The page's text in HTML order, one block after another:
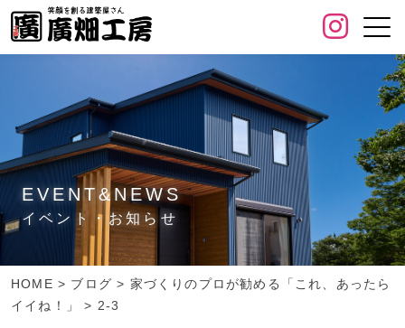
EVENT&NEWS
イベント・お知らせ
HOME > ブログ > 家づくりのプロが勧める「これ、あったら
イイね！」
> 2-3